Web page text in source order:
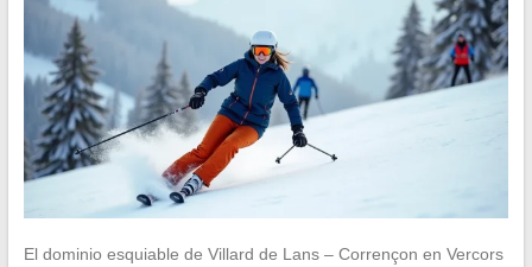
El dominio esquiable de Villard de Lans – Corrençon en Vercors